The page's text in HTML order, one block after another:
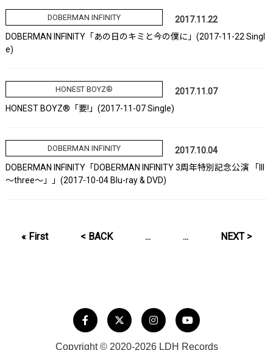
DOBERMAN INFINITY
2017.11.22
DOBERMAN INFINITY「あの日のキミと今の僕に」(2017-11-22 Singl
e)
HONEST BOYZ®
2017.11.07
HONEST BOYZ®「要!」(2017-11-07 Single)
DOBERMAN INFINITY
2017.10.04
DOBERMAN INFINITY「DOBERMAN INFINITY 3周年特別記念公演 「III
～three～」」(2017-10-04 Blu-ray & DVD)
« First < BACK ... ... NEXT >
Copyright © 2020-2026 LDH Records